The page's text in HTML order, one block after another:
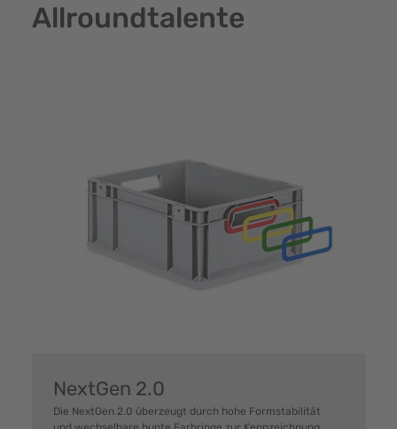
Allroundtalente
NextGen 2.0
Die NextGen 2.0 überzeugt durch hohe Formstabilität